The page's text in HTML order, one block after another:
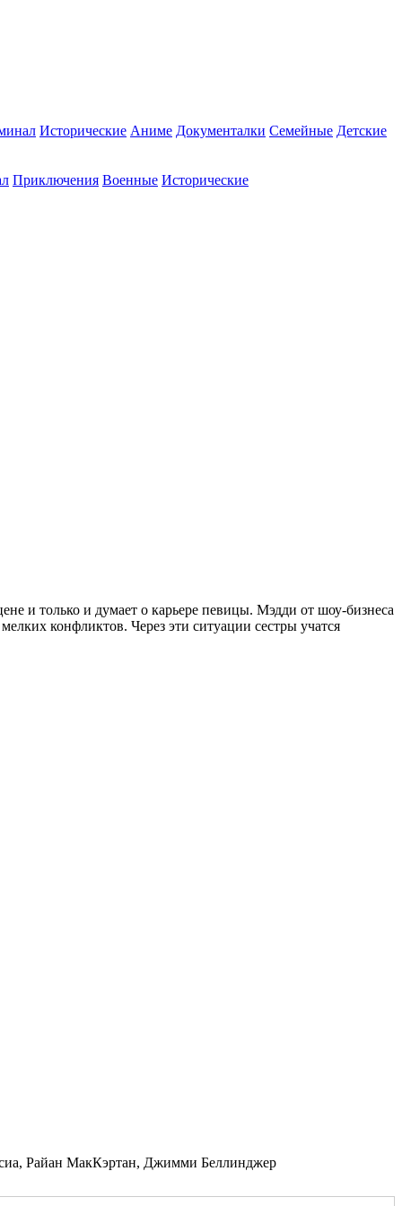
Исторические Аниме Документалки Семейные Детские
Приключения Военные Исторические
и только и думает о карьере певицы. Мэдди от шоу-бизнеса
конфликтов. Через эти ситуации сестры учатся
Райан МакКэртан, Джимми Беллинджер